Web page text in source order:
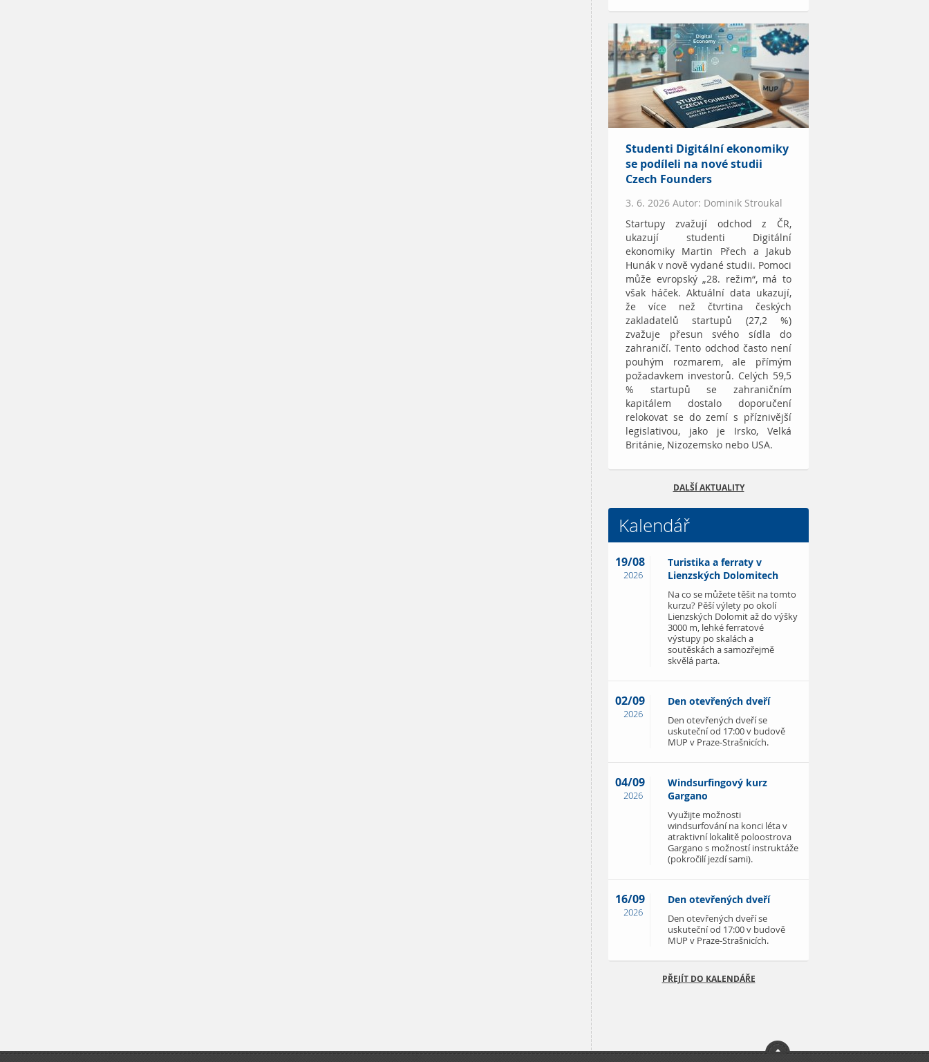
Studenti Digitální ekonomiky
se podíleli na nové studii
Czech Founders
3. 6. 2026 Autor: Dominik Stroukal
Startupy zvažují odchod z ČR,
ukazují studenti Digitální
ekonomiky Martin Přech a Jakub
Hunák v nově vydané studii. Pomoci
může evropský „28. režim“, má to
však háček. Aktuální data ukazují,
že více než čtvrtina českých
zakladatelů startupů (27,2 %)
zvažuje přesun svého sídla do
zahraničí. Tento odchod často není
pouhým rozmarem, ale přímým
požadavkem investorů. Celých 59,5
% startupů se zahraničním
kapitálem dostalo doporučení
relokovat se do zemí s příznivější
legislativou, jako je Irsko, Velká
Británie, Nizozemsko nebo USA.
DALŠÍ AKTUALITY
Kalendář
19/08
2026
Turistika a ferraty v
Lienzských Dolomitech
Na co se můžete těšit na tomto
kurzu? Pěší výlety po okolí
Lienzských Dolomit až do výšky
3000 m, lehké ferratové
výstupy po skalách a
soutěskách a samozřejmě
skvělá parta.
02/09
2026
Den otevřených dveří
Den otevřených dveří se
uskuteční od 17:00 v budově
MUP v Praze-Strašnicích.
04/09
2026
Windsurfingový kurz
Gargano
Využijte možnosti
windsurfování na konci léta v
atraktivní lokalitě poloostrova
Gargano s možností instruktáže
(pokročilí jezdí sami).
16/09
2026
Den otevřených dveří
Den otevřených dveří se
uskuteční od 17:00 v budově
MUP v Praze-Strašnicích.
PŘEJÍT DO KALENDÁŘE